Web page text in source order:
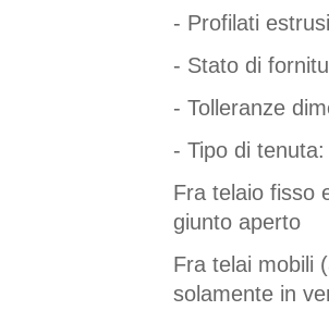
- Profilati
- Stato di
- Tolleranze
- Tipo di
Fra telaio fisso
giunto aperto
Fra telai mobili
solamente in